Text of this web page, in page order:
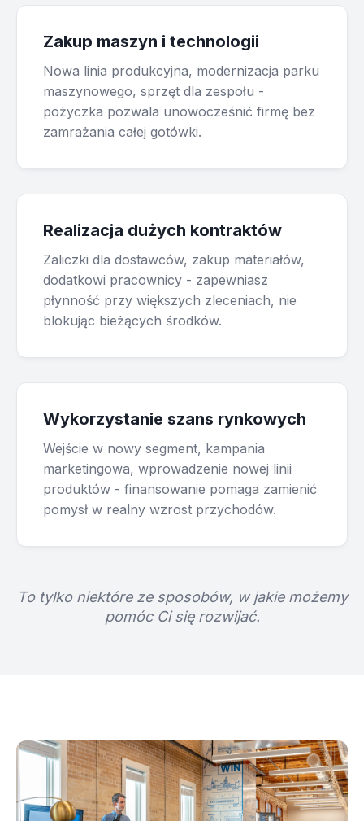
Zakup maszyn i technologii
Nowa linia produkcyjna, modernizacja parku
maszynowego, sprzęt dla zespołu -
pożyczka pozwala unowocześnić firmę bez
zamrażania całej gotówki.
Realizacja dużych kontraktów
Zaliczki dla dostawców, zakup materiałów,
dodatkowi pracownicy - zapewniasz
płynność przy większych zleceniach, nie
blokując bieżących środków.
Wykorzystanie szans rynkowych
Wejście w nowy segment, kampania
marketingowa, wprowadzenie nowej linii
produktów - finansowanie pomaga zamienić
pomysł w realny wzrost przychodów.
To tylko niektóre ze sposobów, w jakie możemy
pomóc Ci się rozwijać.